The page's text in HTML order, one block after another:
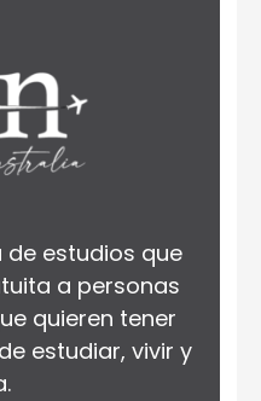
de estudios que
a personas
quieren tener
estudiar, vivir y